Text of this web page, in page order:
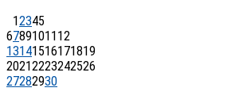
12345
67891011 12
13141516171819
20212223242526
27282930